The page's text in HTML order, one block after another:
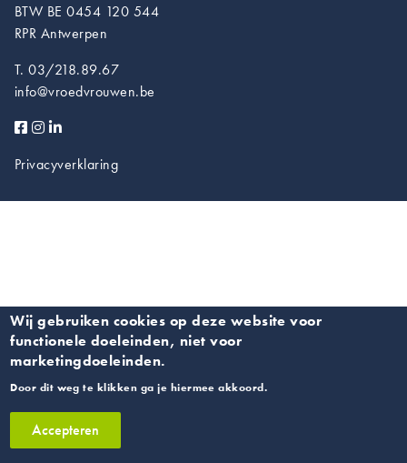
BTW BE 0454 120 544
RPR Antwerpen
T. 03/218.89.67
info@vroedvrouwen.be
Privacyverklaring
Wij gebruiken cookies op deze website voor
functionele doeleinden, niet voor
marketingdoeleinden.
Door dit weg te klikken ga je hiermee akkoord.
Accepteren